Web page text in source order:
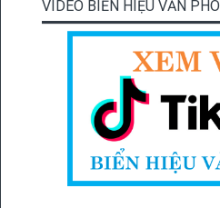
VIDEO BIỂN HIỆU VĂN